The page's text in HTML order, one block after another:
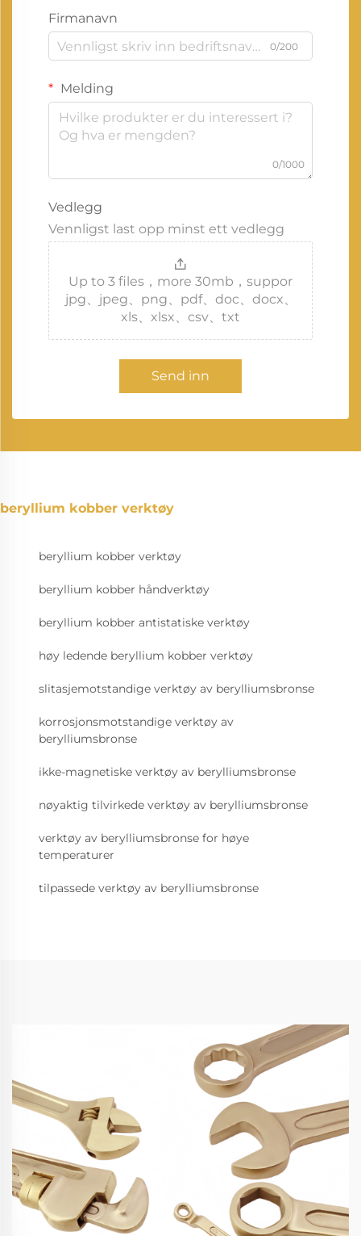
Firmanavn
0/200
Melding
0/1000
Vedlegg
Vennligst last opp minst ett vedlegg
Up to 3 files，more 30mb，suppor
jpg、jpeg、png、pdf、doc、docx、
xls、xlsx、csv、txt
Send inn
beryllium kobber verktøy
beryllium kobber verktøy
beryllium kobber håndverktøy
beryllium kobber antistatiske verktøy
høy ledende beryllium kobber verktøy
slitasjemotstandige verktøy av berylliumsbronse
korrosjonsmotstandige verktøy av
berylliumsbronse
ikke-magnetiske verktøy av berylliumsbronse
nøyaktig tilvirkede verktøy av berylliumsbronse
verktøy av berylliumsbronse for høye
temperaturer
tilpassede verktøy av berylliumsbronse